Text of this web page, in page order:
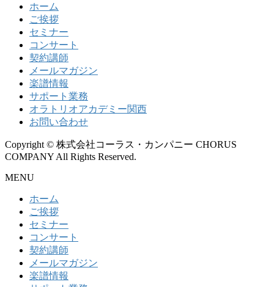
ホーム
ご挨拶
セミナー
コンサート
契約講師
メールマガジン
楽譜情報
サポート業務
オラトリオアカデミー関西
お問い合わせ
Copyright © 株式会社コーラス・カンパニー CHORUS
COMPANY All Rights Reserved.
MENU
ホーム
ご挨拶
セミナー
コンサート
契約講師
メールマガジン
楽譜情報